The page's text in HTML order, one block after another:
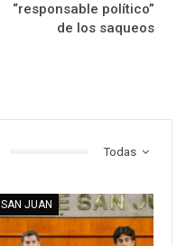
“responsable político”
de los saqueos
Todas
SAN JUAN